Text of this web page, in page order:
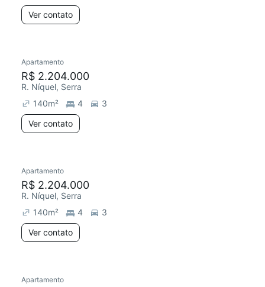
Ver contato
Apartamento
R$ 2.204.000
R. Níquel, Serra
140m² 4
3
Ver contato
Apartamento
R$ 2.204.000
R. Níquel, Serra
140m² 4
3
Ver contato
Apartamento